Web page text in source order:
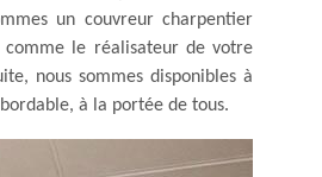
un couvreur charpentier
comme le réalisateur de votre
nous sommes disponibles à
à la portée de tous.